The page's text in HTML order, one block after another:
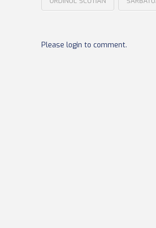
Please login to comment.